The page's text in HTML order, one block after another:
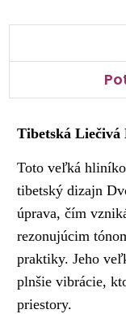
Tibetská Liečivá
Toto veľká
tibetský dizajn
úprava, čím
rezonujúcim
praktiky. Jeho
plnšie vibrácie,
priestory.